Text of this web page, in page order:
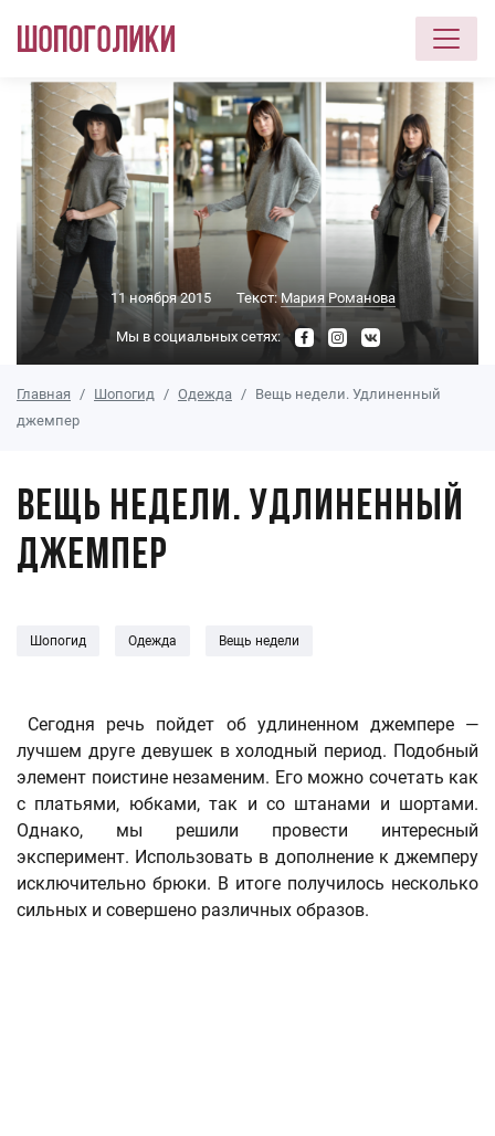
Перейти к основному содержанию
11 ноября 2015 Текст:Мария Романова
Мы в социальных сетях:
Главная Шопогид Одежда
Вещь недели. Удлиненный
джемпер
Вещь недели. Удлиненный
джемпер
Шопогид Одежда Вещь недели
Сегодня речь пойдет об удлиненном джемпере —
лучшем друге девушек в холодный период. Подобный
элемент поистине незаменим. Его можно сочетать как
с платьями, юбками, так и со штанами и шортами.
Однако, мы решили провести интересный
эксперимент. Использовать в дополнение к джемперу
исключительно брюки. В итоге получилось несколько
сильных и совершено различных образов.